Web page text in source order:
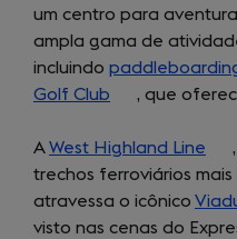
new
tab)
um centro para
ampla gama de
incluindo
Golf Club (opens
a
new
tab)
, que
AWest Highland Line
in
a
trechos ferroviários
atravessa o icônico
visto nas cenas do